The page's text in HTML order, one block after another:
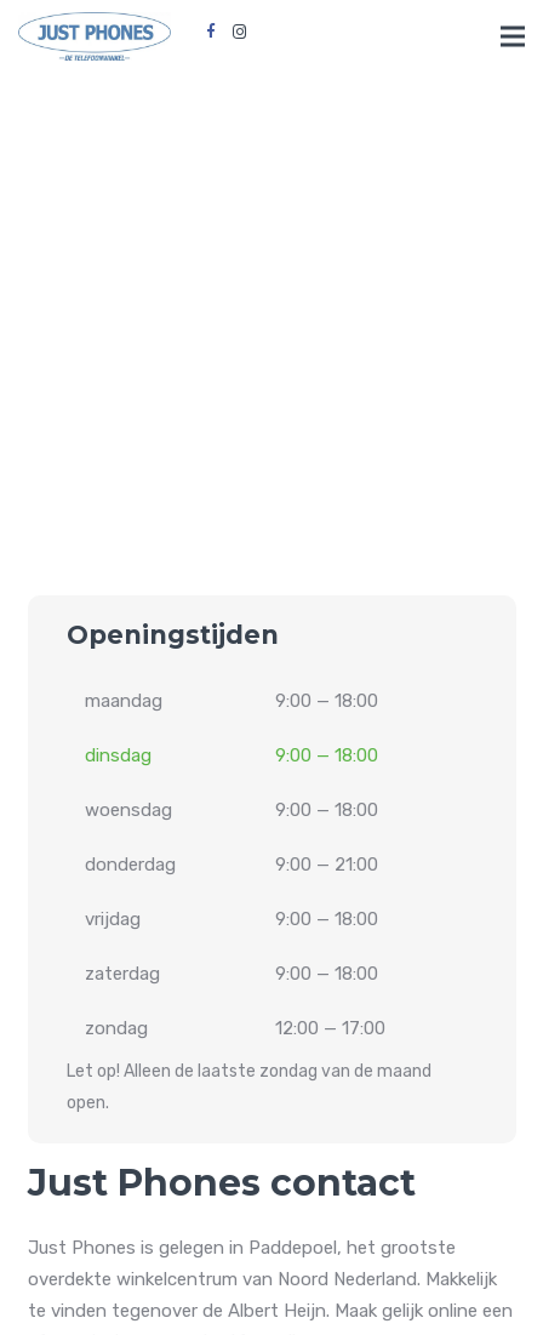
Openingstijden
maandag 9:00 — 18:00
dinsdag 9:00 — 18:00
woensdag 9:00 — 18:00
donderdag 9:00 — 21:00
vrijdag 9:00 — 18:00
zaterdag 9:00 — 18:00
zondag 12:00 — 17:00
Let op! Alleen de laatste zondag van de maand
open.
Just Phones contact
Just Phones is gelegen in Paddepoel, het grootste
overdekte winkelcentrum van Noord Nederland. Makkelijk
te vinden tegenover de Albert Heijn. Maak gelijk online een